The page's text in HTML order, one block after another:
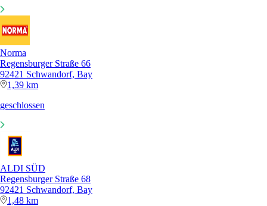
Norma
Regensburger Straße 66
92421 Schwandorf, Bay
1,39 km
geschlossen
ALDI SÜD
Regensburger Straße 68
92421 Schwandorf, Bay
1,48 km